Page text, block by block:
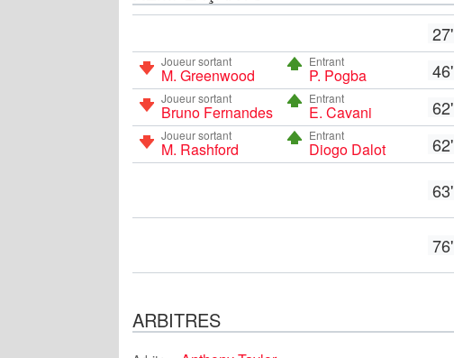
27'
Joueur sortant
M. Greenwood
Entrant
P. Pogba 46'
Joueur sortant
Bruno Fernandes
Entrant
E. Cavani 62'
Joueur sortant
M. Rashford
Entrant
Diogo Dalot
62'
63'
76'
ARBITRES